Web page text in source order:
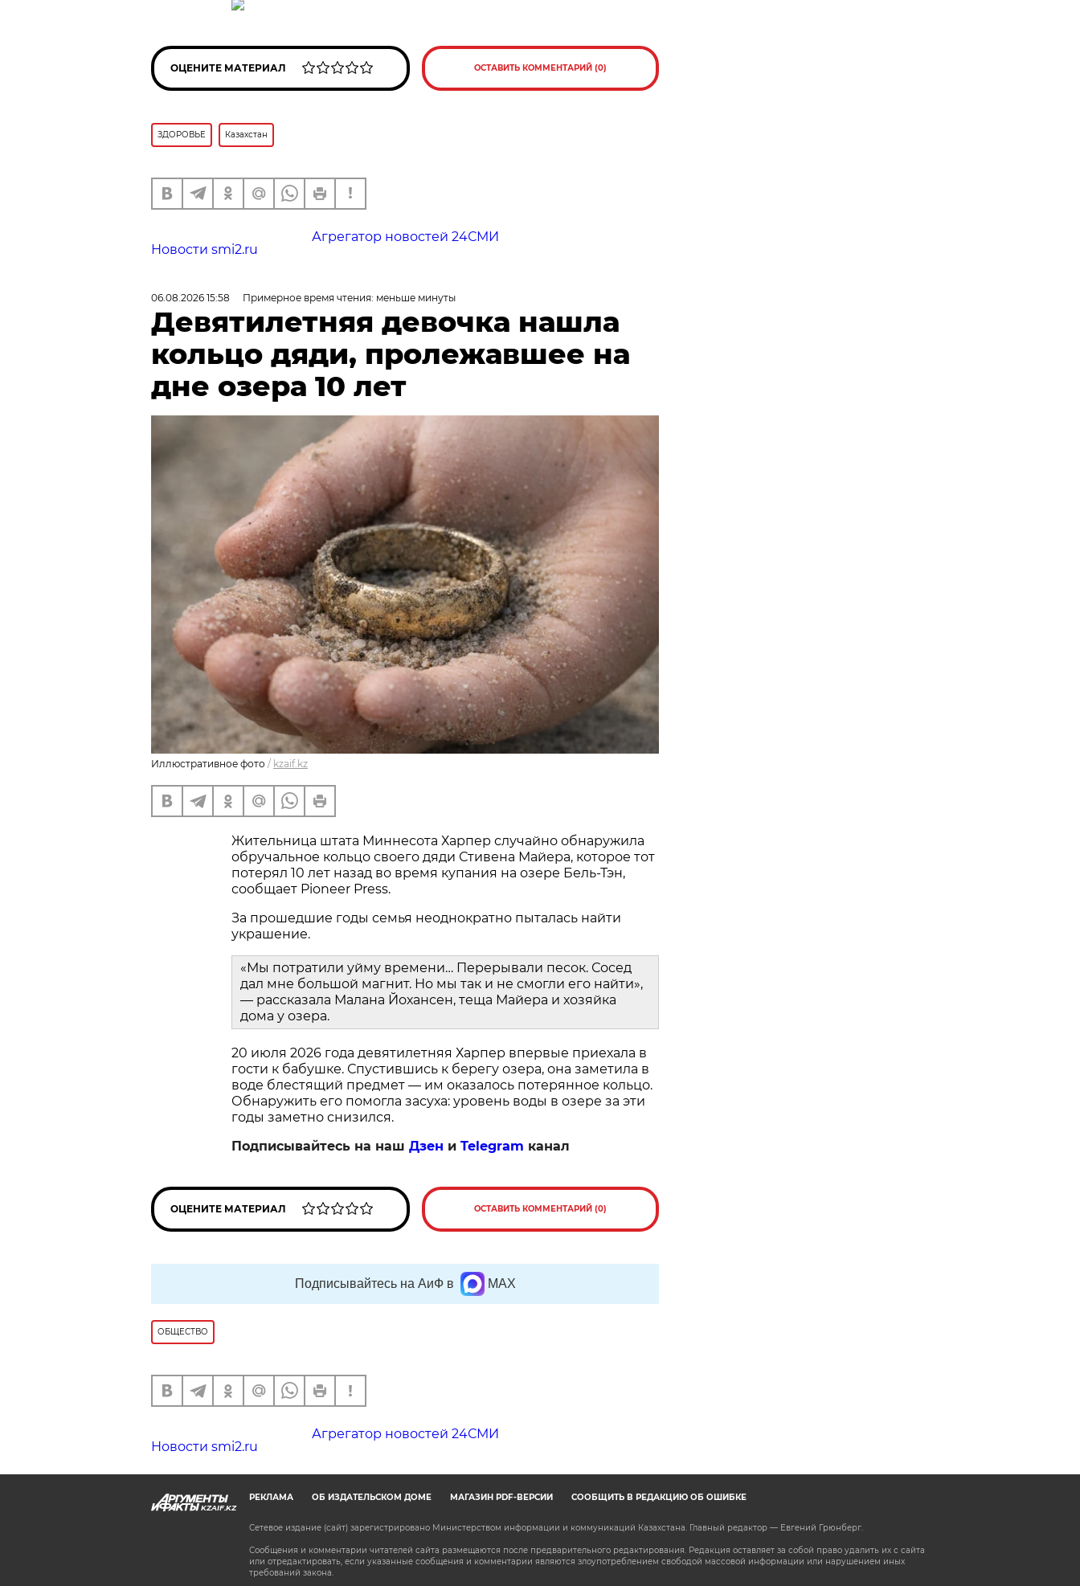
ОЦЕНИТЕ МАТЕРИАЛ ОСТАВИТЬ КОММЕНТАРИЙ (0)
ЗДОРОВЬЕ Казахстан
Агрегатор новостей 24СМИ
Новости smi2.ru
06.08.2026 15:58 Примерное время чтения: меньше минуты
Девятилетняя девочка нашла
кольцо дяди, пролежавшее на
дне озера 10 лет
Иллюстративное фото / kzaif.kz
Жительница штата Миннесота Харпер случайно обнаружила
обручальное кольцо своего дяди Стивена Майера, которое тот
потерял 10 лет назад во время купания на озере Бель-Тэн,
сообщает Pioneer Press.
За прошедшие годы семья неоднократно пыталась найти
украшение.
«Мы потратили уйму времени… Перерывали песок. Сосед
дал мне большой магнит. Но мы так и не смогли его найти»,
— рассказала Малана Йохансен, теща Майера и хозяйка
дома у озера.
20 июля 2026 года девятилетняя Харпер впервые приехала в
гости к бабушке. Спустившись к берегу озера, она заметила в
воде блестящий предмет — им оказалось потерянное кольцо.
Обнаружить его помогла засуха: уровень воды в озере за эти
годы заметно снизился.
Подписывайтесь на наш Дзен и Telegram канал
ОЦЕНИТЕ МАТЕРИАЛ ОСТАВИТЬ КОММЕНТАРИЙ (0)
Подписывайтесь на АиФ в MAX
ОБЩЕСТВО
Агрегатор новостей 24СМИ
Новости smi2.ru
KZAIF.KZ
РЕКЛАМА ОБ ИЗДАТЕЛЬСКОМ ДОМЕ МАГАЗИН PDF-ВЕРСИЙ СООБЩИТЬ В РЕДАКЦИЮ ОБ ОШИБКЕ
Сетевое издание (сайт) зарегистрировано Министерством информации и коммуникаций Казахстана. Главный редактор — Евгений Грюнберг.
Сообщения и комментарии читателей сайта размещаются после предварительного редактирования. Редакция оставляет за собой право удалить их с сайта
или отредактировать, если указанные сообщения и комментарии являются злоупотреблением свободой массовой информации или нарушением иных
требований закона.